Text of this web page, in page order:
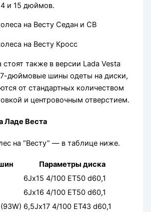
и 15 дюймов.
на Весту Седан и СВ
на Весту Кросс
также в версии Lada Vesta
дюймовые шины одеты на диски,
от стандартных количеством
и центровочным отверстием.
Ладе Веста
на “Весту” — в таблице ниже.
Параметры диска
6Jx15 4/100 ET50 d60,1
6Jx16 4/100 ET50 d60,1
6,5Jx17 4/100 ET43 d60,1